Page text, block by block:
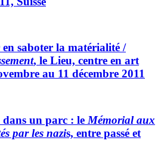
saboter la matérialité /
, le Lieu, centre en art
au 11 décembre 2011
un parc : le Mémorial aux
par les nazis, entre passé et